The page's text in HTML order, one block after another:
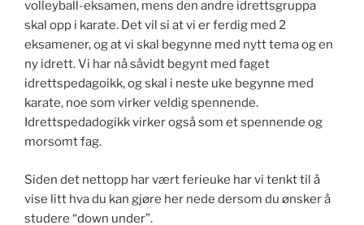
volleyball-eksamen, mens den andre idrettsgruppa
skal opp i karate. Det vil si at vi er ferdig med 2
eksamener, og at vi skal begynne med nytt tema og en
ny idrett. Vi har nå såvidt begynt med faget
idrettspedagoikk, og skal i neste uke begynne med
karate, noe som virker veldig spennende.
Idrettspedadogikk virker også som et spennende og
morsomt fag.
Siden det nettopp har vært ferieuke har vi tenkt til å
vise litt hva du kan gjøre her nede dersom du ønsker å
studere “down under”.